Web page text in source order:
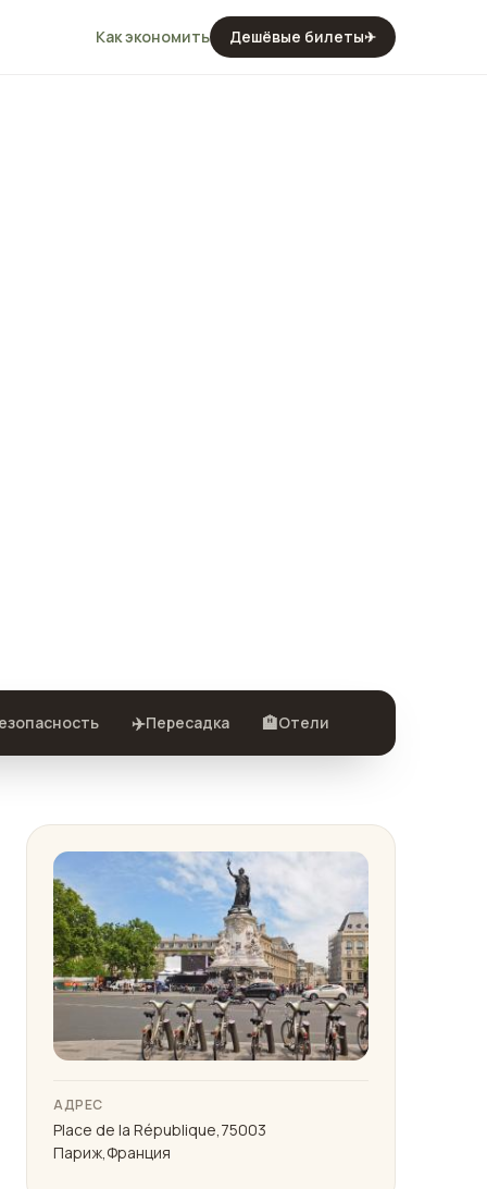
Как экономить Дешёвые билеты✈
✈️Пересадка 🏨Отели
АДРЕС
Place de la République,75003
Париж,Франция